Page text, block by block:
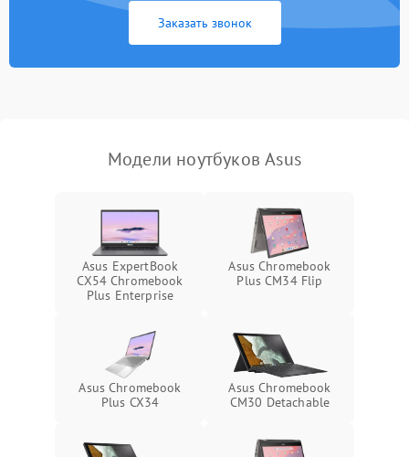
неисправности кулера
пропадание диска
оперативной памяти:
вылеты приложений,
синие экраны
Подробнее →
Проблемы Wi‑Fi или
Bluetooth модулей
Заказать звонок
Модели ноутбуков Asus
Asus ExpertBook
CX54 Chromebook
Plus Enterprise
Asus Chromebook
Plus CM34 Flip
Asus Chromebook
Plus CX34
Asus Chromebook
CM30 Detachable